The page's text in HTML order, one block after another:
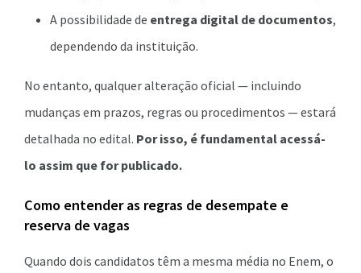
A possibilidade de entrega digital de documentos,
dependendo da instituição.
No entanto, qualquer alteração oficial — incluindo
mudanças em prazos, regras ou procedimentos — estará
detalhada no edital. Por isso, é fundamental acessá-
lo assim que for publicado.
Como entender as regras de desempate e
reserva de vagas
Quando dois candidatos têm a mesma média no Enem, o